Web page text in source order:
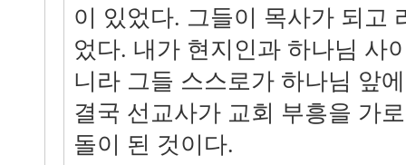
이 있었다. 그들이 목사가 되고
었다. 내가 현지인과 하나님 사
니라 그들 스스로가 하나님 앞
결국 선교사가 교회 부흥을 가
돌이 된 것이다.